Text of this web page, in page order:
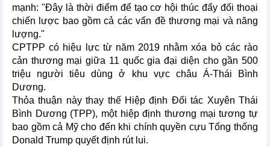
mạnh: "Đây là thời điểm để tạo cơ hội thúc đẩy đối thoại
chiến lược bao gồm cả các vấn đề thương mại và năng
lượng."
CPTPP có hiệu lực từ năm 2019 nhằm xóa bỏ các rào
cản thương mại giữa 11 quốc gia đại diện cho gần 500
triệu người tiêu dùng ở khu vực châu Á-Thái Bình
Dương.
Thỏa thuận này thay thế Hiệp định Đối tác Xuyên Thái
Bình Dương (TPP), một hiệp định thương mại tương tự
bao gồm cả Mỹ cho đến khi chính quyền cựu Tổng thống
Donald Trump quyết định rút lui.